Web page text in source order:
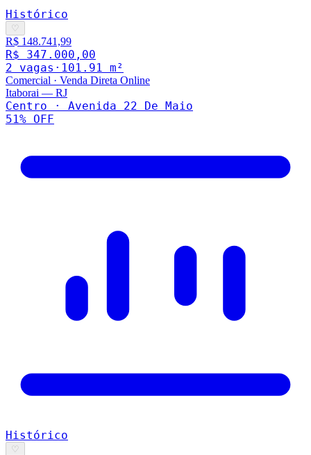
Histórico
♡
R$ 148.741,99
R$ 347.000,00
2 vagas · 101.91 m²
Comercial · Venda Direta Online
Itaborai — RJ
Centro · Avenida 22 De Maio
51% OFF
Histórico
♡